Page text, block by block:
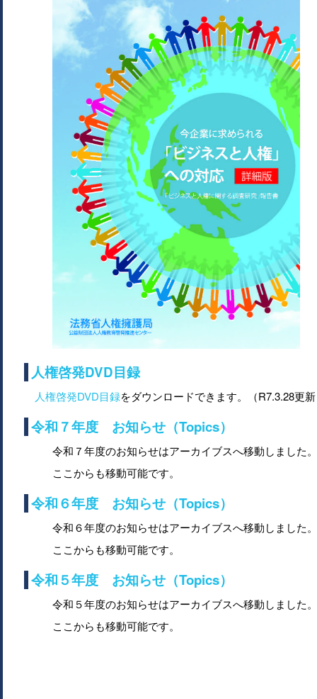
人権啓発DVD目録
人権啓発DVD目録をダウンロードできます。（R7.3.28更
令和７年度 お知らせ（Topics）
令和７年度のお知らせはアーカイブスへ移動しました。
ここからも移動可能です。
令和６年度 お知らせ（Topics）
令和６年度のお知らせはアーカイブスへ移動しました。
ここからも移動可能です。
令和５年度 お知らせ（Topics）
令和５年度のお知らせはアーカイブスへ移動しました。
ここからも移動可能です。